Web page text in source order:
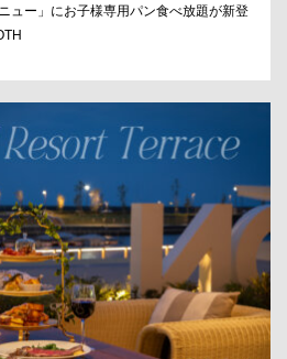
ュー」にお子様専用パン食べ放題が新登